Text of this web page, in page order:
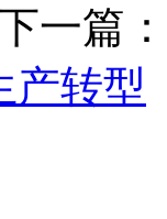
一篇：
产转型